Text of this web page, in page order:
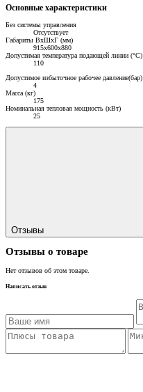
Основные характеристики
Без системы управления
Отсутствует
Габариты ВхШхГ (мм)
915х600х880
Допустимая температура подающей линии (°С)
110
Допустимое избыточное рабочее давление(бар)
4
Масса (кг)
175
Номинальная тепловая мощность (кВт)
25
Отзывы
Отзывы о товаре
Нет отзывов об этом товаре.
Написать отзыв